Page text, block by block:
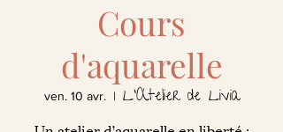
Cours
d'aquarelle
ven. 10 avr.
  |
L'Atelier de Livia